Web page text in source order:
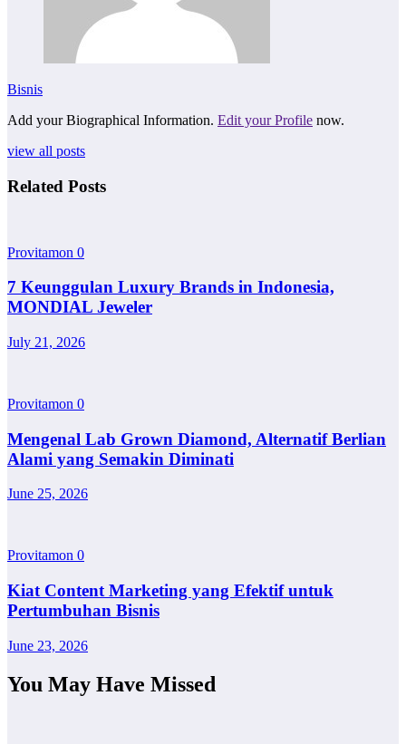
Bisnis
Add your Biographical Information. Edit your Profile now.
view all posts
Related Posts
Provitamon 0
7 Keunggulan Luxury Brands in Indonesia,
MONDIAL Jeweler
July 21, 2026
Provitamon 0
Mengenal Lab Grown Diamond, Alternatif Berlian
Alami yang Semakin Diminati
June 25, 2026
Provitamon 0
Kiat Content Marketing yang Efektif untuk
Pertumbuhan Bisnis
June 23, 2026
You May Have Missed